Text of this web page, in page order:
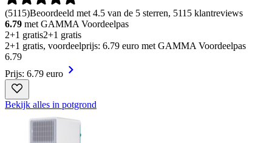
(5115)Beoordeeld met 4.5 van de 5 sterren, 5115 klantreviews
6.79 met GAMMA Voordeelpas
2+1 gratis2+1 gratis
2+1 gratis, voordeelprijs: 6.79 euro met GAMMA Voordeelpas
6.79
Prijs: 6.79 euro
Bekijk alles in potgrond